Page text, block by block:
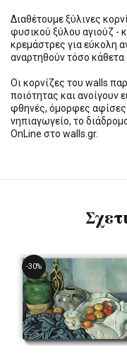
Διαθέτουμε ξύλινες
φυσικού ξύλου αγιούζ -
κρεμάστρες για εύκολη
αναρτηθούν τόσο κάθετα
Οι κορνίζες του walls
ποιότητας και
φθηνές, όμορφες αφίσες
νηπιαγωγείο, το
OnLine στο walls.gr.
-30%